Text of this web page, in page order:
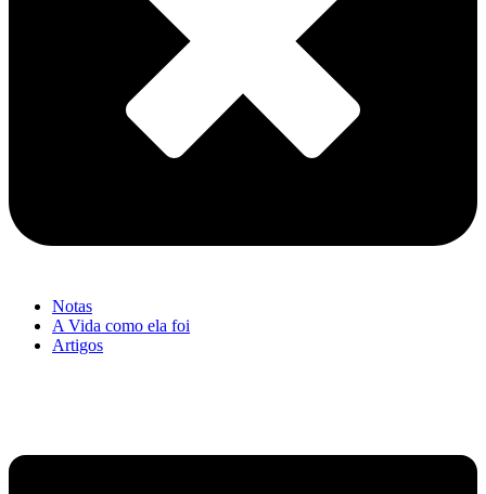
Notas
A Vida como ela foi
Artigos